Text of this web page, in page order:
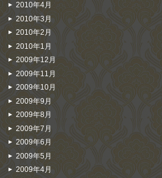
2010年4月
2010年3月
2010年2月
2010年1月
2009年12月
2009年11月
2009年10月
2009年9月
2009年8月
2009年7月
2009年6月
2009年5月
2009年4月